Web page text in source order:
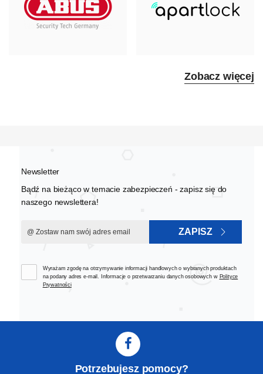
Zobacz więcej
Newsletter
Bądź na bieżąco w temacie zabezpieczeń - zapisz się do
naszego newslettera!
ZAPISZ
Wyrażam zgodę na otrzymywanie informacji handlowych o wybranych produktach
na podany adres e-mail. Informacje o przetwarzaniu danych osobowych w Polityce
Prywatności
Potrzebujesz pomocy?